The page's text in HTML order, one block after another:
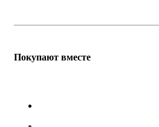
Покупают вместе